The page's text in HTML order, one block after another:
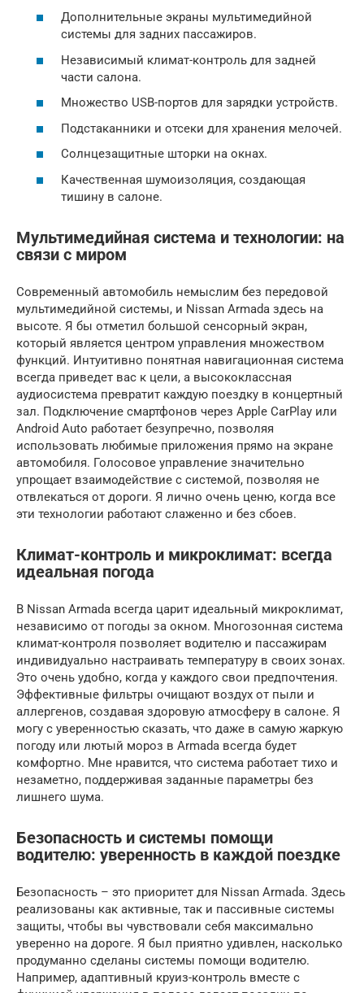
Дополнительные экраны мультимедийной
системы для задних пассажиров.
Независимый климат-контроль для задней
части салона.
Множество USB-портов для зарядки устройств.
Подстаканники и отсеки для хранения мелочей.
Солнцезащитные шторки на окнах.
Качественная шумоизоляция, создающая
тишину в салоне.
Мультимедийная система и технологии: на
связи с миром
Современный автомобиль немыслим без передовой
мультимедийной системы, и Nissan Armada здесь на
высоте. Я бы отметил большой сенсорный экран,
который является центром управления множеством
функций. Интуитивно понятная навигационная система
всегда приведет вас к цели, а высококлассная
аудиосистема превратит каждую поездку в концертный
зал. Подключение смартфонов через Apple CarPlay или
Android Auto работает безупречно, позволяя
использовать любимые приложения прямо на экране
автомобиля. Голосовое управление значительно
упрощает взаимодействие с системой, позволяя не
отвлекаться от дороги. Я лично очень ценю, когда все
эти технологии работают слаженно и без сбоев.
Климат-контроль и микроклимат: всегда
идеальная погода
В Nissan Armada всегда царит идеальный микроклимат,
независимо от погоды за окном. Многозонная система
климат-контроля позволяет водителю и пассажирам
индивидуально настраивать температуру в своих зонах.
Это очень удобно, когда у каждого свои предпочтения.
Эффективные фильтры очищают воздух от пыли и
аллергенов, создавая здоровую атмосферу в салоне. Я
могу с уверенностью сказать, что даже в самую жаркую
погоду или лютый мороз в Armada всегда будет
комфортно. Мне нравится, что система работает тихо и
незаметно, поддерживая заданные параметры без
лишнего шума.
Безопасность и системы помощи
водителю: уверенность в каждой поездке
Безопасность – это приоритет для Nissan Armada. Здесь
реализованы как активные, так и пассивные системы
защиты, чтобы вы чувствовали себя максимально
уверенно на дороге. Я был приятно удивлен, насколько
продуманно сделаны системы помощи водителю.
Например, адаптивный круиз-контроль вместе с